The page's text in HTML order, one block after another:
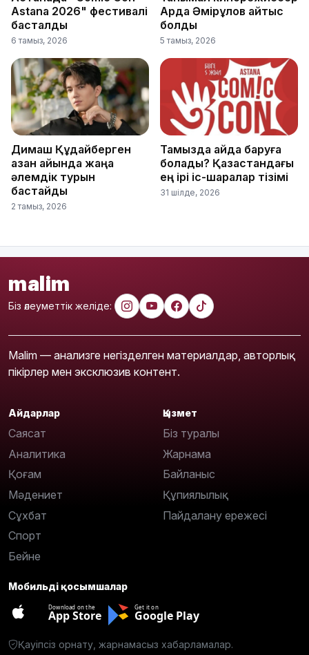
Astana 2026" фестивалі
басталды
6 тамыз, 2026
Ардақ Әмірқұлов қайтыс
болды
5 тамыз, 2026
Димаш Құдайберген
қазан айында жаңа
әлемдік турын
бастайды
2 тамыз, 2026
Тамызда қайда баруға
болады? Қазақстандағы
ең ірі іс-шаралар тізімі
31 шілде, 2026
malim
Біз әлеуметтік желіде:
Malim — анализге негізделген материалдар, авторлық
пікірлер мен эксклюзив контент.
Айдарлар
Саясат
Аналитика
Қоғам
Мәдениет
Сұхбат
Спорт
Бейне
Қызмет
Біз туралы
Жарнама
Байланыс
Құпиялылық
Пайдалану ережесі
Мобильді қосымшалар
Download on the
App Store
Get it on
Google Play
Қауіпсіз орнату, жарнамасыз хабарламалар.